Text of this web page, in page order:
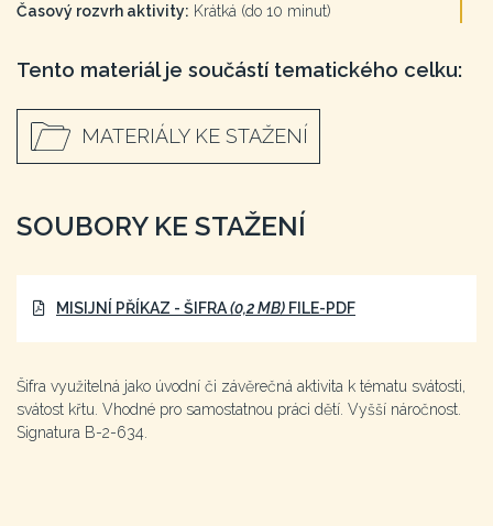
Časový rozvrh aktivity: Krátká (do 10 minut)
Tento materiál je součástí tematického celku:
MATERIÁLY KE STAŽENÍ
SOUBORY KE STAŽENÍ
MISIJNÍ PŘÍKAZ - ŠIFRA(0,2 MB) FILE-PDF
Šifra využitelná jako úvodní či závěrečná aktivita k tématu svátosti,
svátost křtu. Vhodné pro samostatnou práci dětí. Vyšší náročnost.
Signatura B-2-634.